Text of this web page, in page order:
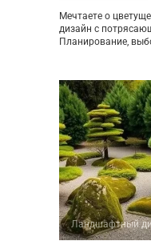
Мечтаете о
дизайн с
Планирование,
Ландшафтный